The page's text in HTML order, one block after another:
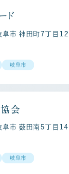
ド
市 神田町７丁目１２
岐阜市
会
市 薮田南５丁目１４
岐阜市